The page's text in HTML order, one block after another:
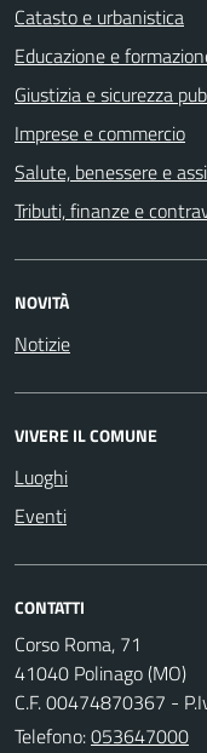
Catasto e urbanistica
Educazione e
Giustizia e sicurezza
Imprese e commercio
Salute, benessere e
Tributi, finanze e
NOVITÀ
Notizie
VIVERE IL COMUNE
Luoghi
Eventi
CONTATTI
Corso Roma, 71
41040 Polinago (MO)
C.F. 00474870367 -
Telefono:053647000